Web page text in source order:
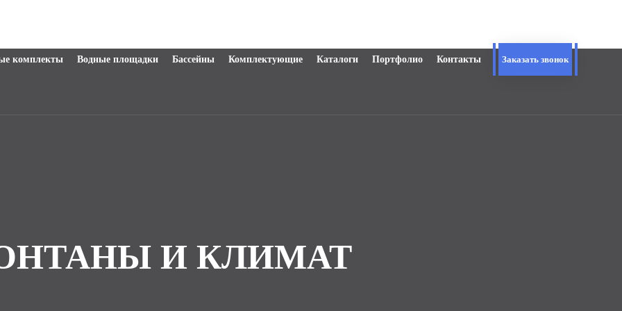
комплекты Водные площадки Бассейны Комплектующие Каталоги Портфолио Контакты Заказать звонок
И КЛИМАТ